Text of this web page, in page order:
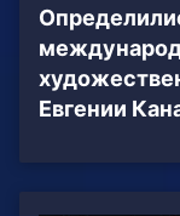
Евгении